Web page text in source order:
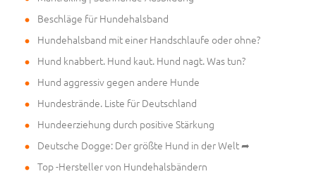
Beschläge für Hundehalsband
Hundehalsband mit einer Handschlaufe oder ohne?
Hund knabbert. Hund kaut. Hund nagt. Was tun?
Hund aggressiv gegen andere Hunde
Hundestrände. Liste für Deutschland
Hundeerziehung durch positive Stärkung
Deutsche Dogge: Der größte Hund in der Welt ➦
Top -Hersteller von Hundehalsbändern